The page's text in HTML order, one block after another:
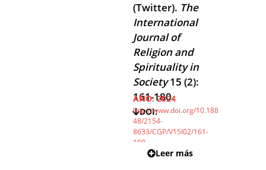
(Twitter). The
International
Journal of
Religion and
Spirituality in
Society15 (2):
161-180.
AÑO: 2024
DOI:
http://www.doi.org/10.188
48/2154-
8633/CGP/V15I02/161-
180
Leer más